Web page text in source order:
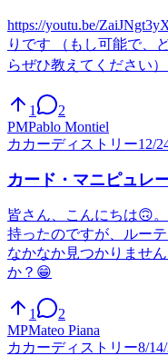
https://youtu.be/
りです （もし可能で、
らぜひ教えてください
1
2
PMPablo Montiel
カ カーディストリー12/
カード・マニピュレ
皆さん、こんにちは🙃
持ったのですが、ルー
なかなか見つかりませ
か？😁
1
2
MPMateo Piana
カ カーディストリー8/